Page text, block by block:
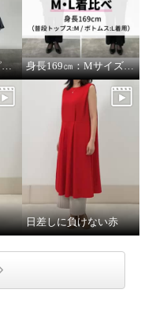
エレガントなワンピースにカジュアルな小物を合わせて。 身長169㎝：MサイズとLサイズを着比べ
日差しに負けない赤